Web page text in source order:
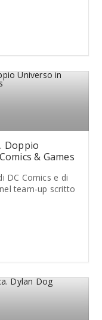
Doppio
& Games
DC Comics e di
team-up scritto